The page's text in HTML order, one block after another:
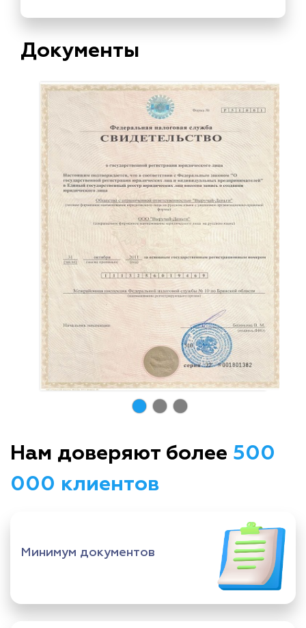
Документы
Нам доверяют более 500
000 клиентов
Минимум документов